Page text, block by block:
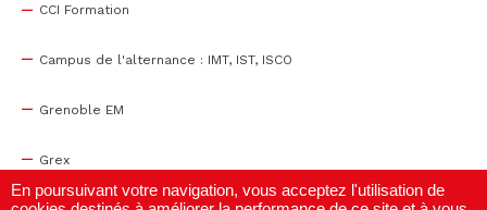
CCI Formation
Campus de l'alternance : IMT, IST, ISCO
Grenoble EM
Grex
En poursuivant votre navigation, vous acceptez l'utilisation de